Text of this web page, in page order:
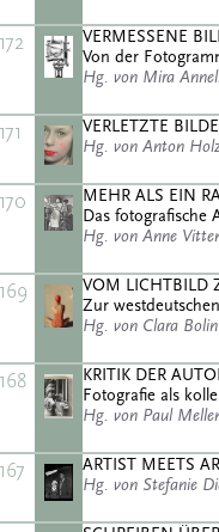
172
VERMESSENE
Von der
Hg. von Mira
171
VERLETZTE
Hg. von Anton
170
MEHR ALS EIN
Das fotografische
Hg. von Anne
169
VOM LICHTBILD
Zur
Hg. von Clara Bolin
168
KRITIK DER
Fotografie als
Hg. von Paul
167
ARTIST MEETS
Hg. von Stefanie